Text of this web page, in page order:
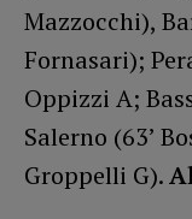
Mazzocchi),
Fornasari);
Oppizzi A;
Salerno (63’
Groppelli G).